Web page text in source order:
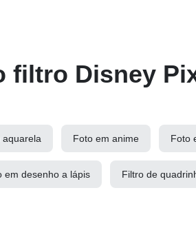
filtro Disney
aquarela Foto em anime Foto
em desenho a lápis Filtro de